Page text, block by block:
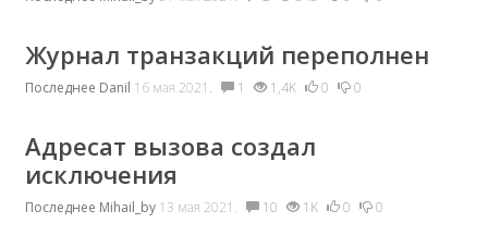
Журнал транзакций переполнен
Последнее Danil 16 мая 2021. 1 1,4K 0 0
Адресат вызова создал
исключения
Последнее Mihail_by 13 мая 2021. 10 1K 0 0